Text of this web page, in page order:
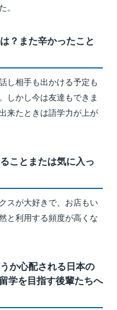
。
？また辛かったこと
し相手も出かける予定も
しかし今は友達もできま
来たときは語学力が上が
ことまたは気に入っ
スが大好きで、お店もい
と利用する頻度が高くな
か心配される日本の
学を目指す後輩たちへ